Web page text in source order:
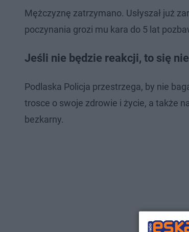
Mężczyznę zatrzymano. Usłyszał już
poczynania grozi mu kara do 5 lat
Jeśli nie będzie reakcji, to się
Podlaska Policja przestrzega, by nie
trosce o swoje zdrowie i życie, a także
bezkarny.